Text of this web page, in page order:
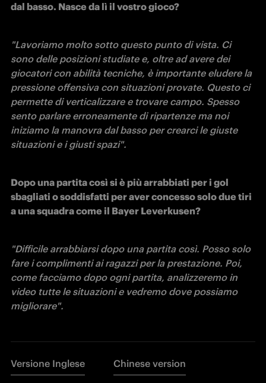
dal basso. Nasce da lì il vostro gioco?
"Lavoriamo molto sotto questo punto di vista. Ci
sono delle posizioni studiate e, oltre ad avere dei
giocatori con abilità tecniche, è importante eludere la
pressione offensiva con situazioni provate. Questo ci
permette di verticalizzare e trovare campo. Spesso
sento parlare erroneamente di ripartenze ma noi
iniziamo la manovra dal basso per crearci le giuste
situazioni e i giusti spazi".
Dopo una partita così si è più arrabbiati per i gol
sbagliati o soddisfatti per aver concesso solo due tiri
a una squadra come il Bayer Leverkusen?
"Difficile arrabbiarsi dopo una partita così. Posso solo
fare i complimenti ai ragazzi per la prestazione. Poi,
come facciamo dopo ogni partita, analizzeremo in
video tutte le situazioni e vedremo dove possiamo
migliorare".
Versione Inglese Chinese version